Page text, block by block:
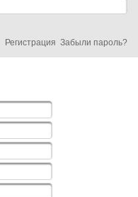
Регистрация Забыли пароль?